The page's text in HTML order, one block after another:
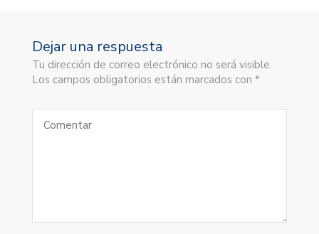
Dejar una respuesta
Tu dirección de correo electrónico no será visible.
Los campos obligatorios están marcados con *